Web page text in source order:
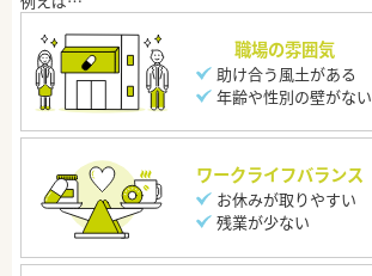
職場の雰囲気
助け合う風土がある
年齢や性別の壁がない
ワークライフバランス
お休みが取りやすい
残業が少ない